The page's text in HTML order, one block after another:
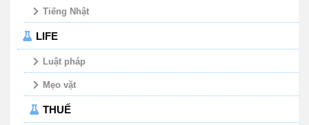
Tiếng Nhật
LIFE
Luật pháp
Mẹo vặt
THUẾ